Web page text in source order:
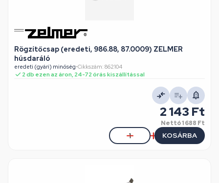
Rögzítőcsap (eredeti, 986.88, 87.0009) ZELMER
húsdaráló
eredeti (gyári) minőség•Cikkszám: 862104
2 db ezen az áron, 24-72 órás kiszállítással
2 143 Ft
Nettó1 688 Ft
KOSÁRBA